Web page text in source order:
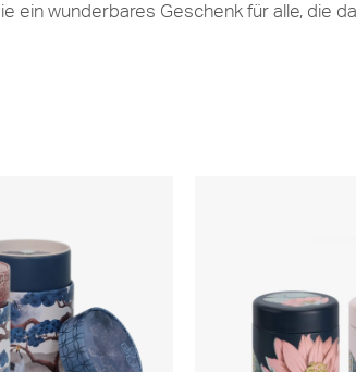
ein wunderbares Geschenk für alle, die